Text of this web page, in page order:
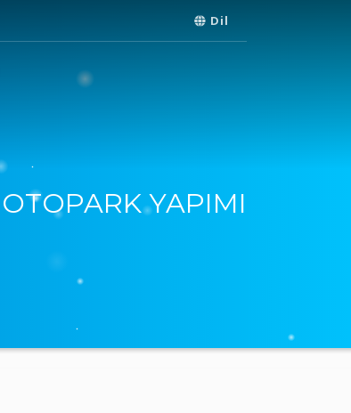
Dil
OTOPARK YAPIMI